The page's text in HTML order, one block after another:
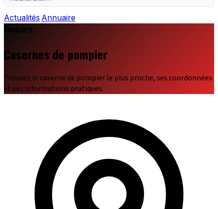
Actualités Annuaire
Annuaire
Casernes de pompier
Trouvez le caserne de pompier le plus proche, ses coordonnées
et ses informations pratiques.